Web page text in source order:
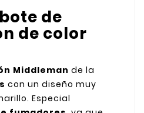
bote de
de color
Middleman de la
con un diseño muy
Especial